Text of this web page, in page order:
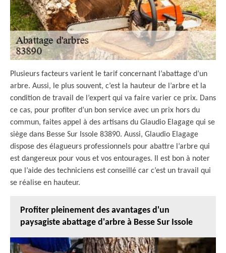
Plusieurs facteurs varient le tarif concernant l’abattage d’un
arbre. Aussi, le plus souvent, c’est la hauteur de l’arbre et la
condition de travail de l’expert qui va faire varier ce prix. Dans
ce cas, pour profiter d’un bon service avec un prix hors du
commun, faites appel à des artisans du Glaudio Elagage qui se
siège dans Besse Sur Issole 83890. Aussi, Glaudio Elagage
dispose des élagueurs professionnels pour abattre l’arbre qui
est dangereux pour vous et vos entourages. Il est bon à noter
que l’aide des techniciens est conseillé car c’est un travail qui
se réalise en hauteur.
Profiter pleinement des avantages d'un
paysagiste abattage d'arbre à Besse Sur Issole